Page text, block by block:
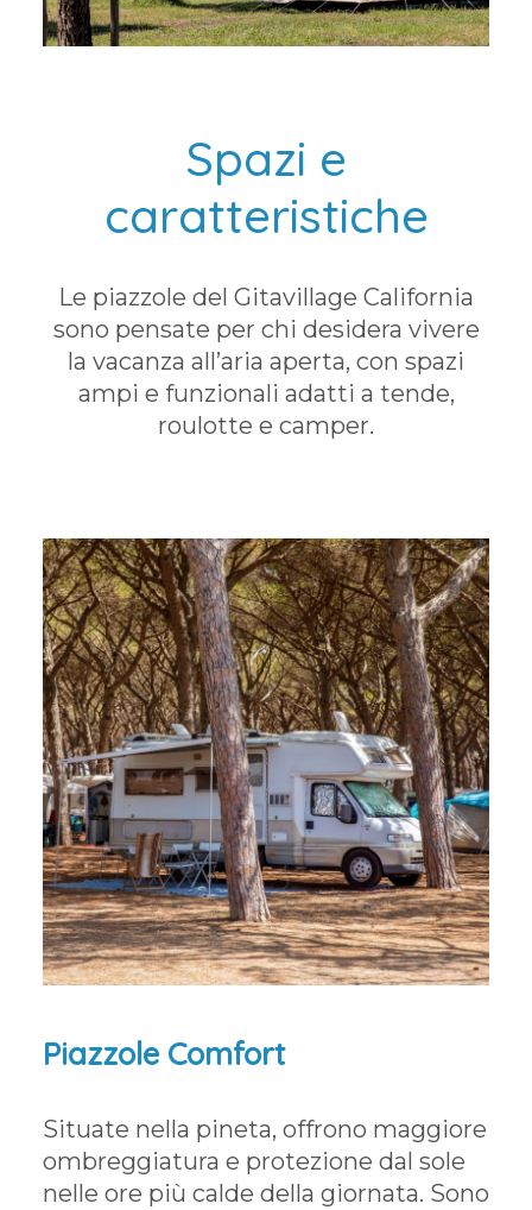
Spazi e
caratteristiche
Le piazzole del Gitavillage California
sono pensate per chi desidera vivere
la vacanza all’aria aperta, con spazi
ampi e funzionali adatti a tende,
roulotte e camper.
Piazzole Comfort
Situate nella pineta, offrono maggiore
ombreggiatura e protezione dal sole
nelle ore più calde della giornata. Sono